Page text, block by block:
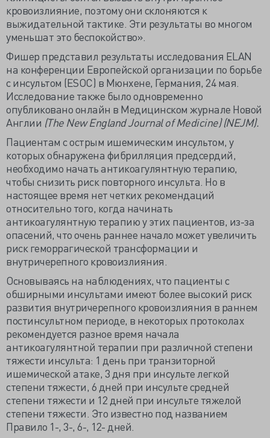
кровоизлияние, поэтому они склоняются к
выжидательной тактике. Эти результаты во многом
уменьшат это беспокойство».
Фишер представил результаты исследования ELAN
на конференции Европейской организации по борьбе
с инсультом (ESOC) в Мюнхене, Германия, 24 мая.
Исследование также было одновременно
опубликовано онлайн в Медицинском журнале Новой
Англии (The New England Journal of Medicine) (NEJM).
Пациентам с острым ишемическим инсультом, у
которых обнаружена фибрилляция предсердий,
необходимо начать антикоагулянтную терапию,
чтобы снизить риск повторного инсульта. Но в
настоящее время нет четких рекомендаций
относительно того, когда начинать
антикоагулянтную терапию у этих пациентов, из-за
опасений, что очень раннее начало может увеличить
риск геморрагической трансформации и
внутричерепного кровоизлияния.
Основываясь на наблюдениях, что пациенты с
обширными инсультами имеют более высокий риск
развития внутричерепного кровоизлияния в раннем
постинсультном периоде, в некоторых протоколах
рекомендуется разное время начала
антикоагулянтной терапии при различной степени
тяжести инсульта: 1 день при транзиторной
ишемической атаке, 3 дня при инсульте легкой
степени тяжести, 6 дней при инсульте средней
степени тяжести и 12 дней при инсульте тяжелой
степени тяжести. Это известно под названием
Правило 1-, 3-, 6-, 12- дней.